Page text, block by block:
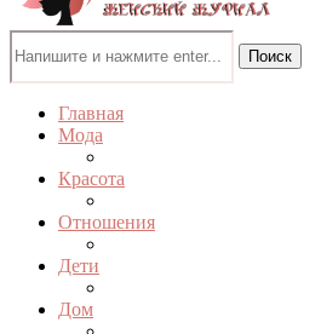
Поиск
Главная
Мода
Красота
Отношения
Дети
Дом